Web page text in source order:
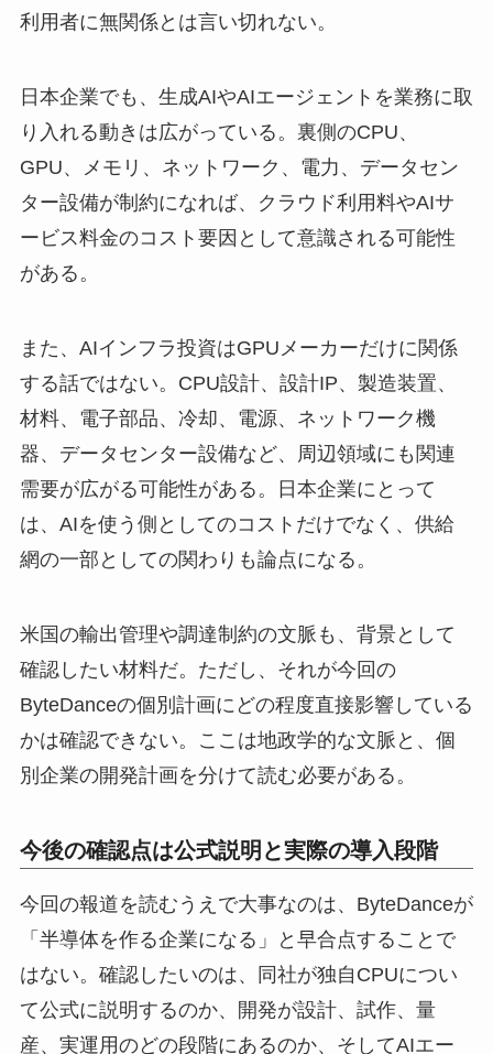
利用者に無関係とは言い切れない。
日本企業でも、生成AIやAIエージェントを業務に取
り入れる動きは広がっている。裏側のCPU、
GPU、メモリ、ネットワーク、電力、データセン
ター設備が制約になれば、クラウド利用料やAIサ
ービス料金のコスト要因として意識される可能性
がある。
また、AIインフラ投資はGPUメーカーだけに関係
する話ではない。CPU設計、設計IP、製造装置、
材料、電子部品、冷却、電源、ネットワーク機
器、データセンター設備など、周辺領域にも関連
需要が広がる可能性がある。日本企業にとって
は、AIを使う側としてのコストだけでなく、供給
網の一部としての関わりも論点になる。
米国の輸出管理や調達制約の文脈も、背景として
確認したい材料だ。ただし、それが今回の
ByteDanceの個別計画にどの程度直接影響している
かは確認できない。ここは地政学的な文脈と、個
別企業の開発計画を分けて読む必要がある。
今後の確認点は公式説明と実際の導入段階
今回の報道を読むうえで大事なのは、ByteDanceが
「半導体を作る企業になる」と早合点することで
はない。確認したいのは、同社が独自CPUについ
て公式に説明するのか、開発が設計、試作、量
産、実運用のどの段階にあるのか、そしてAIエー